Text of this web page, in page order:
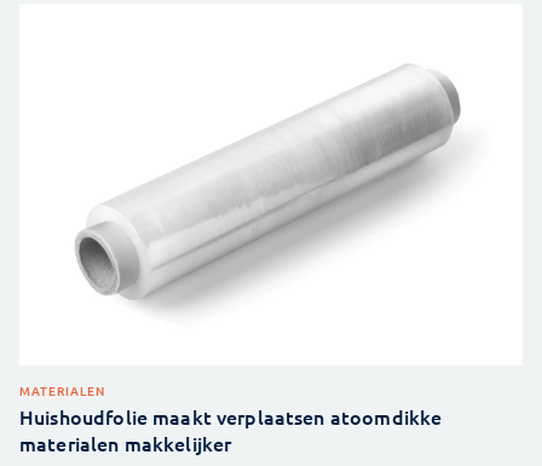
MATERIALEN
Huishoudfolie maakt verplaatsen atoomdikke
materialen makkelijker